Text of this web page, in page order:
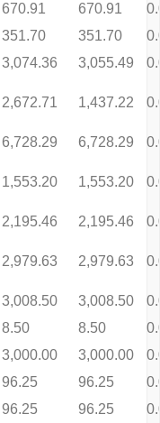
670.91 670.91
351.70 351.70
3,074.36 3,055.49
2,672.71 1,437.22
6,728.29 6,728.29
1,553.20 1,553.20
2,195.46 2,195.46
2,979.63 2,979.63
3,008.50 3,008.50
8.50 8.50
3,000.00 3,000.00
96.25 96.25
96.25 96.25